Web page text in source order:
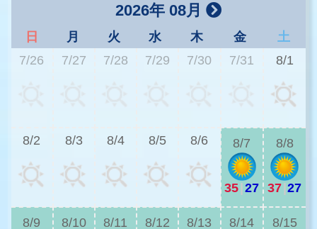
2026年 08月
日 月 火 水 木 金
土
7/26
7/27 7/28 7/29 7/30 7/31 8/1
8/2 8/3 8/4 8/5 8/6 8/7
35|27
8/8
37|27
8/9 8/10 8/11 8/12 8/13 8/14 8/15